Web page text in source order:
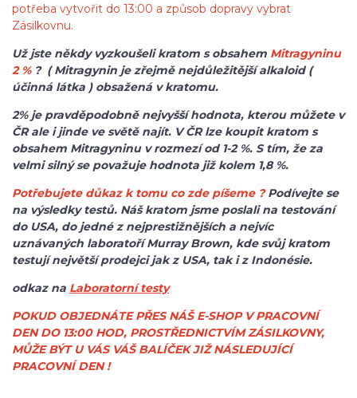
potřeba vytvořit do 13:00 a způsob dopravy vybrat
Zásilkovnu.
Už jste někdy vyzkoušeli kratom s obsahem Mitragyninu
2 %? ( Mitragynin je zřejmě nejdůležitější alkaloid (
účinná látka ) obsažená v kratomu.
2% je pravděpodobně nejvyšší hodnota, kterou můžete v
ČR ale i jinde ve světě najít. V ČR lze koupit kratom s
obsahem Mitragyninu v rozmezí od 1-2 %. S tím, že za
velmi silný se považuje hodnota již kolem 1,8 %.
Potřebujete důkaz k tomu co zde píšeme ?Podívejte se
na výsledky testů. Náš kratom jsme poslali na testování
do USA, do jedné z nejprestižnějších a nejvíc
uznávaných laboratoří Murray Brown, kde svůj kratom
testují největší prodejci jak z USA, tak i z Indonésie.
odkaz na Laboratorní testy
POKUD OBJEDNÁTE PŘES NÁŠ E-SHOP V PRACOVNÍ
DEN DO 13:00 HOD, PROSTŘEDNICTVÍM ZÁSILKOVNY,
MŮŽE BÝT U VÁS VÁŠ BALÍČEK JIŽ NÁSLEDUJÍCÍ
PRACOVNÍ DEN !